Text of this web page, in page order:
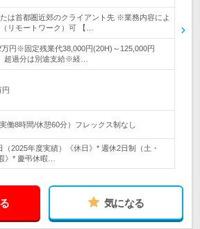
は首都圏近郊のクライアント先 ※業務内容によ
リモートワーク）可 【…
万円※固定残業代38,000円(20H)～125,000円
過分は別途支給※経…
円
働8時間/休憩60分）フレックス制なし
（2025年度実績）《休日》* 週休2日制（土・
》* 慶弔休暇…
気になる